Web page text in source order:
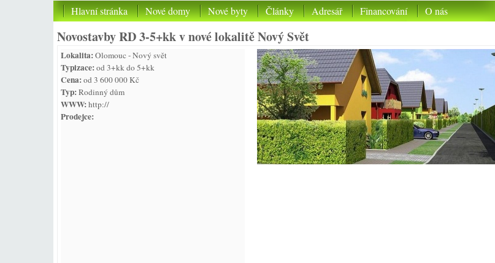
Hlavní stránka Nové domy Nové byty Články Adresář Financování O nás
Novostavby RD 3-5+kk v nové lokalitě Nový Svět
Lokalita:Olomouc - Nový svět
Typizace:od 3+kk do 5+kk
Cena:od 3 600 000 Kč
Typ:Rodinný dům
WWW:http://
Prodejce: